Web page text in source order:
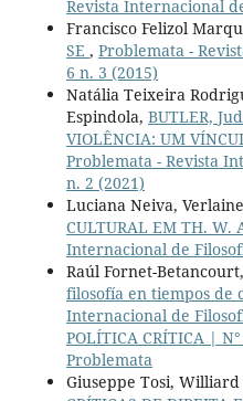
Revista Internacional
Francisco Felizol
SE , Problemata -
6 n. 3 (2015)
Natália Teixeira
Espindola, BUTLER,
VIOLÊNCIA: UM
Problemata - Revista
n. 2 (2021)
Luciana Neiva,
CULTURAL EM TH. W.
Internacional de
Raúl Fornet-Betancourt,
filosofía en tiempos de
Internacional de
POLÍTICA CRÍTICA |
Problemata
Giuseppe Tosi, Williard